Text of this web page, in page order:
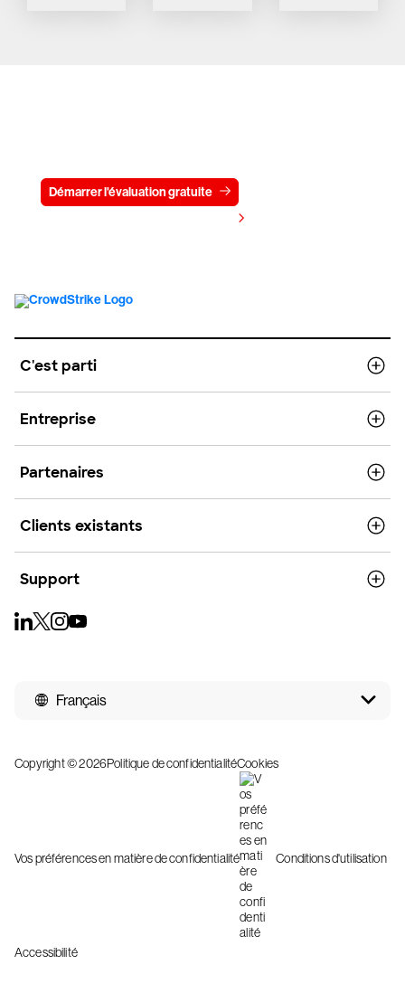
Démarrer l'évaluation gratuite
C'est parti
Entreprise
Partenaires
Clients existants
Support
Français
Copyright © 2026Politique de confidentialitéCookies
Vos préférences en matière de confidentialité Conditions d'utilisation
Accessibilité